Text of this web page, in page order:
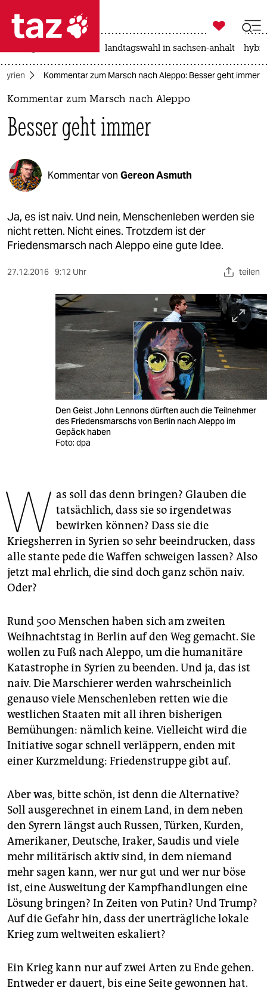
 taz zahl ich
taz zahl ich
politik
öko
gesellschaft
kultur
sport
berlin
veranstaltungen
fragen & hilfe
abo
genossenschaft
epaper login

taz zahl ich
landtagswahl in sachsen-anhalt
Syrien Kommentar zum Marsch nach Aleppo: Besser geht immer
Kommentar zum Marsch nach Aleppo
Besser geht immer
Kommentar von Gereon Asmuth
Ja, es ist naiv. Und nein, Menschenleben werden sie
nicht retten. Nicht eines. Trotzdem ist der
Friedensmarsch nach Aleppo eine gute Idee.
27.12.2016 9:12 Uhr teilen
Den Geist John Lennons dürften auch die Teilnehmer
des Friedensmarschs von Berlin nach Aleppo im
Gepäck haben
Foto: dpa
W as soll das denn bringen? Glauben die
tatsächlich, dass sie so irgendetwas
bewirken können? Dass sie die
Kriegsherren in Syrien so sehr beeindrucken, dass
alle stante pede die Waffen schweigen lassen? Also
jetzt mal ehrlich, die sind doch ganz schön naiv.
Oder?
Rund 500 Menschen haben sich am zweiten
Weihnachtstag in Berlin auf den Weg gemacht. Sie
wollen zu Fuß nach Aleppo, um die humanitäre
Katastrophe in Syrien zu beenden. Und ja, das ist
naiv. Die Marschierer werden wahrscheinlich
genauso viele Menschenleben retten wie die
westlichen Staaten mit all ihren bisherigen
Bemühungen: nämlich keine. Vielleicht wird die
Initiative sogar schnell verläppern, enden mit
einer Kurzmeldung: Friedenstruppe gibt auf.
Aber was, bitte schön, ist denn die Alternative?
Soll ausgerechnet in einem Land, in dem neben
den Syrern längst auch Russen, Türken, Kurden,
Amerikaner, Deutsche, Iraker, Saudis und viele
mehr militärisch aktiv sind, in dem niemand
mehr sagen kann, wer nur gut und wer nur böse
ist, eine Ausweitung der Kampfhandlungen eine
Lösung bringen? In Zeiten von Putin? Und Trump?
Auf die Gefahr hin, dass der unerträgliche lokale
Krieg zum weltweiten eskaliert?
Ein Krieg kann nur auf zwei Arten zu Ende gehen.
Entweder er dauert, bis eine Seite gewonnen hat.